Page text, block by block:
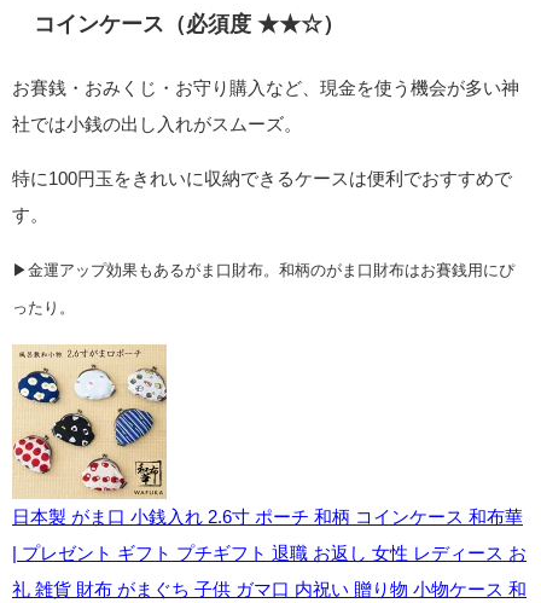
コインケース（必須度 ★★☆）
お賽銭・おみくじ・お守り購入など、現金を使う機会が多い神
社では小銭の出し入れがスムーズ。
特に100円玉をきれいに収納できるケースは便利でおすすめで
す。
▶金運アップ効果もあるがま口財布。和柄のがま口財布はお賽銭用にぴ
ったり。
日本製 がま口 小銭入れ 2.6寸 ポーチ 和柄 コインケース 和布華
| プレゼント ギフト プチギフト 退職 お返し 女性 レディース お
礼 雑貨 財布 がまぐち 子供 ガマ口 内祝い 贈り物 小物ケース 和